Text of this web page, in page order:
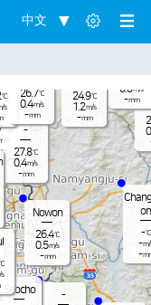
中文
m/s
Pocheon
24.9℃
1.2m/s
-mm
on
-℃
-m/
-
23.7
0.0m/s
-mm
Nowon
26.4℃
0.5m/s
-mm
-
Seocho
-
27.8℃
0.4m/s
-mm
℃
s
℃
26.7℃
0.4m/s
-mm